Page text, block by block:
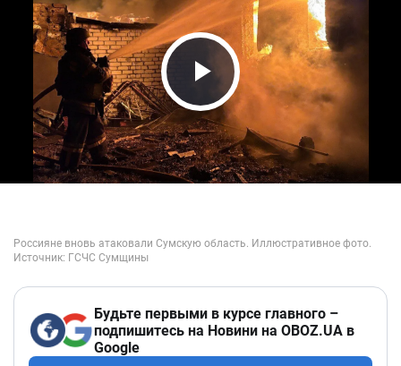
Play Video
Будьте первыми в курсе главного –
подпишитесь на Новини на OBOZ.UA в
Google